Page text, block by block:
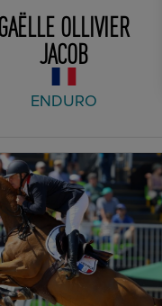
OLLIVIER
JACOB
ENDURO